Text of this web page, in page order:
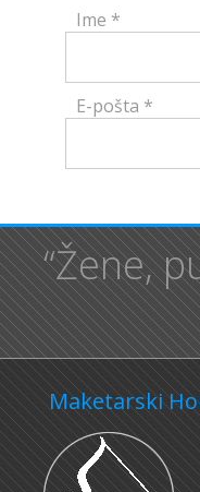
Ime *
E-pošta *
“Žene,
Maketarski